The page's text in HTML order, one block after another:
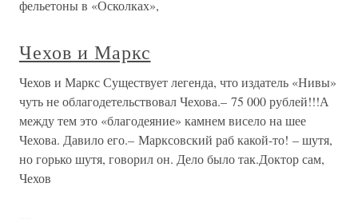
фельетоны в «Осколках»,
Чехов и Маркс
Чехов и Маркс Существует легенда, что издатель «Нивы»
чуть не облагодетельствовал Чехова.– 75 000 рублей!!!А
между тем это «благодеяние» камнем висело на шее
Чехова. Давило его.– Марксовский раб какой-то! – шутя,
но горько шутя, говорил он. Дело было так.Доктор сам,
Чехов